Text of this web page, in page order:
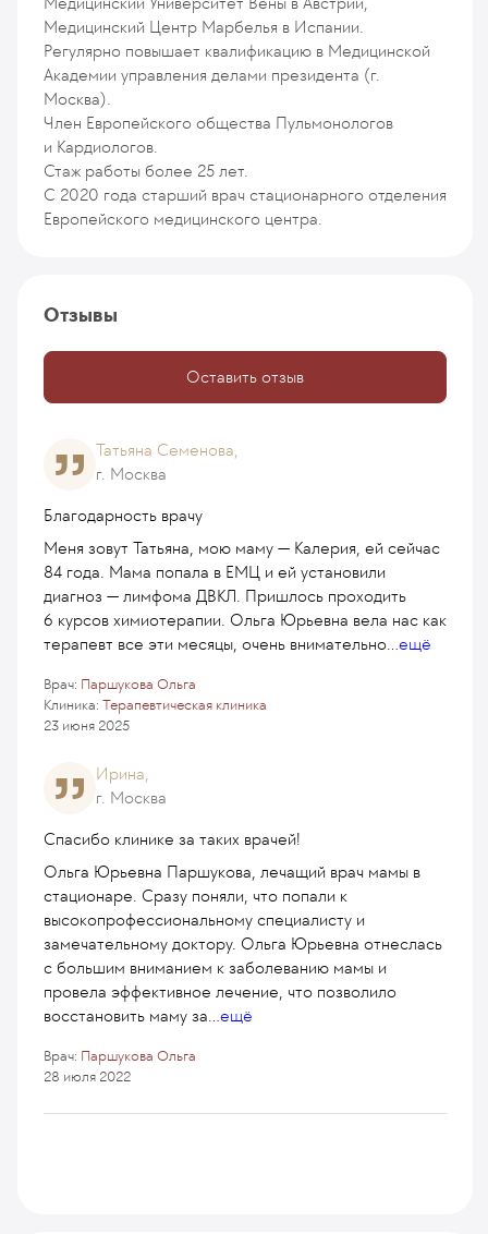
Медицинский Центр Марбелья в Испании.
Регулярно повышает квалификацию в Медицинской
Академии управления делами президента (г.
Москва).
Член Европейского общества Пульмонологов
и Кардиологов.
Стаж работы более 25 лет.
С 2020 года старший врач стационарного отделения
Европейского медицинского центра.
Отзывы
Оставить отзыв
Татьяна Семенова,
г. Москва
Благодарность врачу
Меня зовут Татьяна, мою маму — Калерия, ей сейчас
84 года. Мама попала в ЕМЦ и ей установили
диагноз — лимфома ДВКЛ. Пришлось проходить
6 курсов химиотерапии. Ольга Юрьевна вела нас как
терапевт все эти месяцы, очень внимательно...ещё
Клиника: Терапевтическая клиника
Врач: Паршукова Ольга
23 июня 2025
Ирина,
г. Москва
Спасибо клинике за таких врачей!
Ольга Юрьевна Паршукова, лечащий врач мамы в
стационаре. Сразу поняли, что попали к
высокопрофессиональному специалисту и
замечательному доктору. Ольга Юрьевна отнеслась
с большим вниманием к заболеванию мамы и
провела эффективное лечение, что позволило
восстановить маму за...ещё
Врач: Паршукова Ольга
28 июля 2022